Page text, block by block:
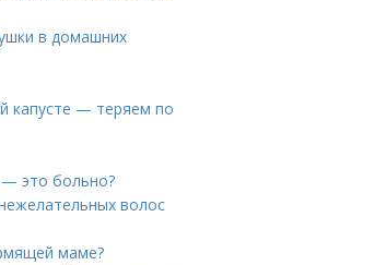
в домашних
капусте — теряем по
— это больно?
волос
маме?